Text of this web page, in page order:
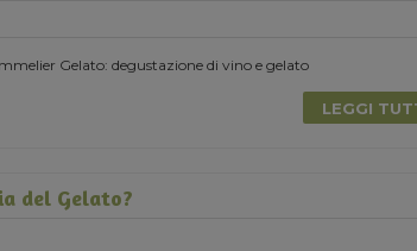
Gelato: degustazione di vino e gelato
LEGGI
del Gelato?